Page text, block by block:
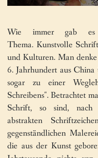
Wie immer gab es
Thema. Kunstvolle
und Kulturen. Man
6. Jahrhundert aus
sogar zu einer
Schreibens". Betrachtet
Schrift, so sind, nach
abstrakten
gegenständlichen
die aus der Kunst